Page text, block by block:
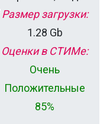
Размер загрузки:
1.28 Gb
Оценки в СТИМе:
Очень
Положительные
85%